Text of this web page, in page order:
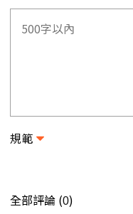
規範
全部評論 (0)